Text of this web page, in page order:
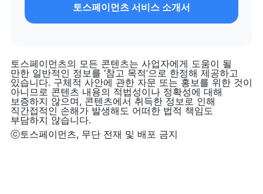
토스페이먼츠 서비스 소개서
토스페이먼츠의 모든 콘텐츠는 사업자에게 도움이 될
만한 일반적인 정보를 ‘참고 목적’으로 한정해 제공하고
있습니다. 구체적 사안에 관한 자문 또는 홍보를 위한 것이
아니므로 콘텐츠 내용의 적법성이나 정확성에 대해
보증하지 않으며, 콘텐츠에서 취득한 정보로 인해
직간접적인 손해가 발생해도 어떠한 법적 책임도
부담하지 않습니다.
ⓒ토스페이먼츠, 무단 전재 및 배포 금지